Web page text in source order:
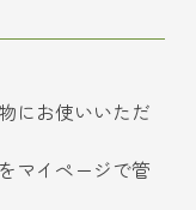
にお使いいただ
マイページで管